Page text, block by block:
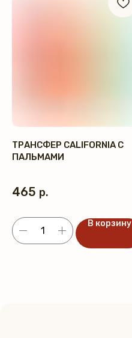
ТРАНСФЕР CALIFORNIA С
ПАЛЬМАМИ
465 р.
В корзину